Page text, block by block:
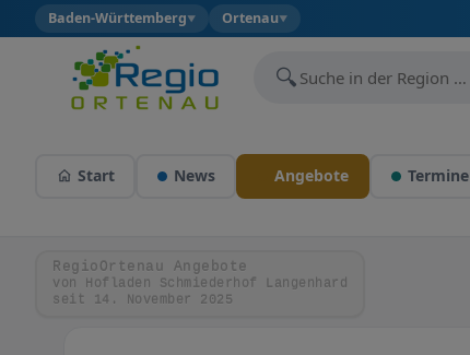
Baden-Württemberg▼ Ortenau▼
🔍
Start News Angebote Termine
RegioOrtenau Angebote
von Hofladen Schmiederhof Langenhard
seit 14. November 2025